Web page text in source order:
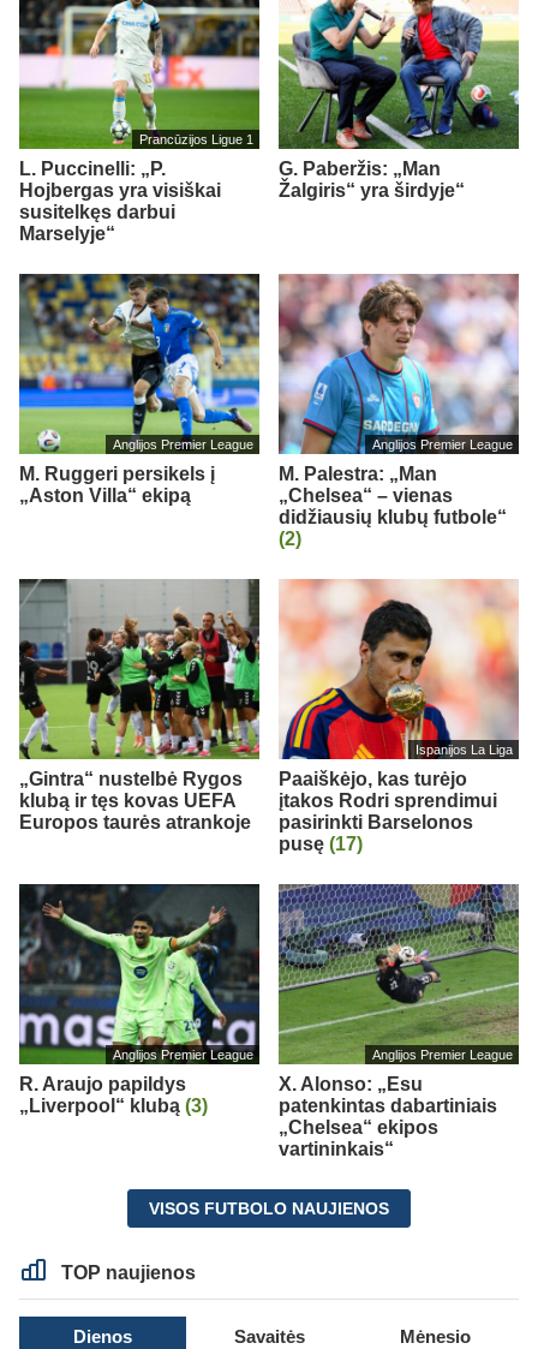
Prancūzijos Ligue 1
L. Puccinelli: „P.
Hojbergas yra visiškai
susitelkęs darbui
Marselyje“
G. Paberžis: „Man
Žalgiris“ yra širdyje“
Anglijos Premier League
M. Ruggeri persikels į
„Aston Villa“ ekipą
Anglijos Premier League
M. Palestra: „Man
„Chelsea“ – vienas
didžiausių klubų futbole“
(2)
„Gintra“ nustelbė Rygos
klubą ir tęs kovas UEFA
Europos taurės atrankoje
Ispanijos La Liga
Paaiškėjo, kas turėjo
įtakos Rodri sprendimui
pasirinkti Barselonos
pusę (17)
Anglijos Premier League
R. Araujo papildys
„Liverpool“ klubą (3)
Anglijos Premier League
X. Alonso: „Esu
patenkintas dabartiniais
„Chelsea“ ekipos
vartininkais“
VISOS FUTBOLO NAUJIENOS
TOP naujienos
Dienos Savaitės Mėnesio